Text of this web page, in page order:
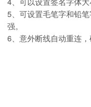
5、可设置毛笔字和铅
强。
6、意外断线自动重连，